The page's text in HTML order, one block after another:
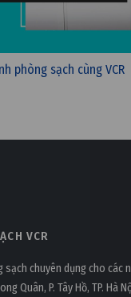
10:35
phòng sạch cùng VCR
VCR
chuyên dụng cho các
Quân, P. Tây Hồ, TP. Hà